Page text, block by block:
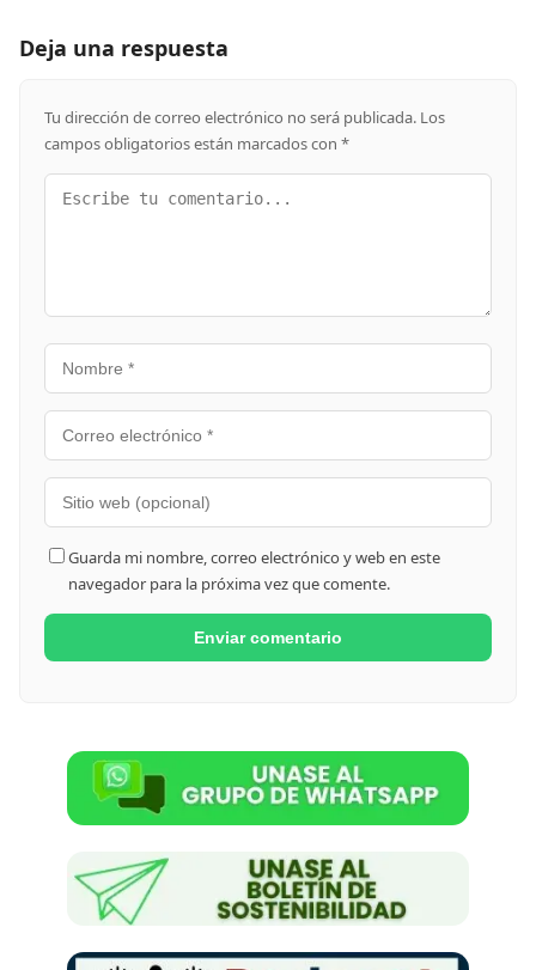
Deja una respuesta
Tu dirección de correo electrónico no será publicada. Los
campos obligatorios están marcados con *
Guarda mi nombre, correo electrónico y web en este
navegador para la próxima vez que comente.